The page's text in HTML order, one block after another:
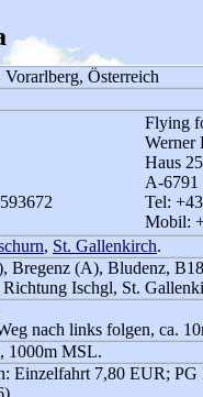
Österreich
Flying
Werner
Haus
A-6791
Tel:
Mobil:
, St. Gallenkirch.
Bregenz (A), Bludenz,
Ischgl, St.
nach links folgen, ca.
1000m MSL.
Einzelfahrt 7,80 EUR; PG